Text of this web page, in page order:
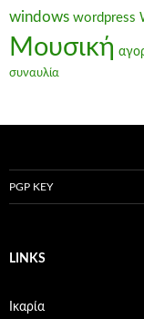
windows wordpress
Μουσική
συναυλία
PGP KEY
LINKS
Ικαρία